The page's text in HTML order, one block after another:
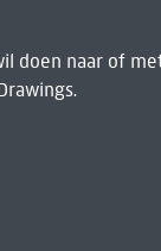
doen naar of